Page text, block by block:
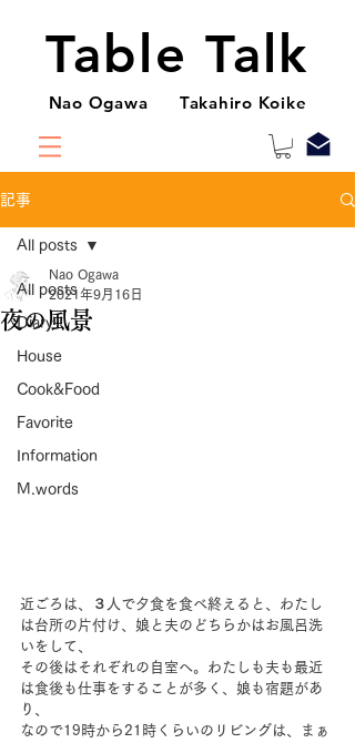
Table Talk
Nao Ogawa Takahiro Koike
記事
All posts
Diary
House
Cook&Food
Favorite
Information
M.words
All posts
夜の風景
Nao Ogawa
2021年9月16日
近ごろは、３人で夕食を食べ終えると、わたし
は台所の片付け、娘と夫のどちらかはお風呂洗
いをして、
その後はそれぞれの自室へ。わたしも夫も最近
は食後も仕事をすることが多く、娘も宿題があ
り、
なので19時から21時くらいのリビングは、まぁ